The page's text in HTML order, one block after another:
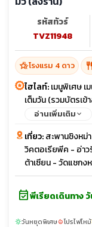
รหัสทัวร์
TVZ11948
hotel_classโรงแรม 4 ดาว restaurant
ไฮไลท์:เมนูพิเศษ
เต็มวัน (รวมบัตรเ
อ่านเพิ่มเติม
เที่ยว:สะพานชิงห
วิคตอเรียพีค - อ่า
ต้าเซียน - วัดแชกง
event_availableพีเรียดเดินทาง วั
sunnyวันหยุดพิเศษlocal_fire_departmentโปรไฟไหม้